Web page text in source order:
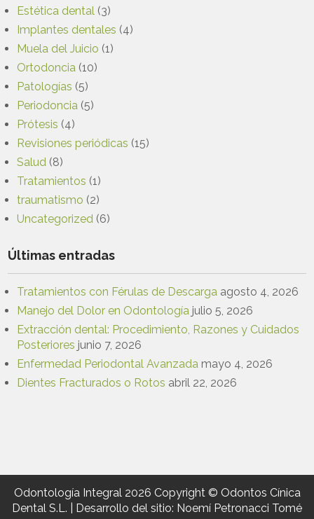
Estética dental (3)
Implantes dentales (4)
Muela del Juicio (1)
Ortodoncia (10)
Patologías (5)
Periodoncia (5)
Prótesis (4)
Revisiones periódicas (15)
Salud (8)
Tratamientos (1)
traumatismo (2)
Uncategorized (6)
Últimas entradas
Tratamientos con Férulas de Descarga agosto 4, 2026
Manejo del Dolor en Odontología julio 5, 2026
Extracción dental: Procedimiento, Razones y Cuidados
Posteriores junio 7, 2026
Enfermedad Periodontal Avanzada mayo 4, 2026
Dientes Fracturados o Rotos abril 22, 2026
Odontología Integral 2026 Copyright © Odontos Cínica
Dental S.L. | Desarrollo del sitio: Noemí Petronacci Tomé